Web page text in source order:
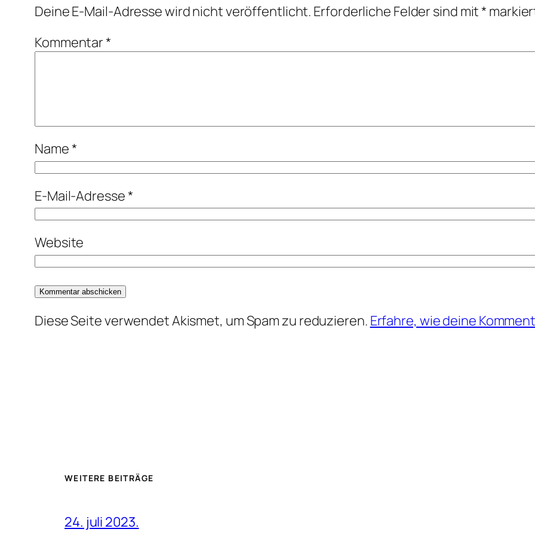
Deine E-Mail-Adresse wird nicht veröffentlicht. Erforderliche Felder sind mit*
Kommentar*
Name*
E-Mail-Adresse*
Website
Diese Seite verwendet Akismet, um Spam zu reduzieren. Erfahre, wie deine
WEITERE BEITRÄGE
24. juli 2023.